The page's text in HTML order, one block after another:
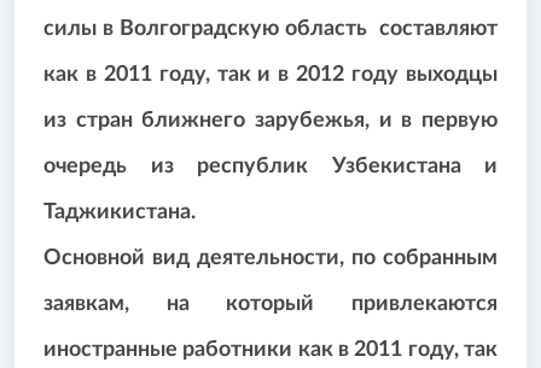
силы в Волгоградскую область составляют
как в 2011 году, так и в 2012 году выходцы
из стран ближнего зарубежья, и в первую
очередь из республик Узбекистана и
Таджикистана.
Основной вид деятельности, по собранным
заявкам, на который привлекаются
иностранные работники как в 2011 году, так